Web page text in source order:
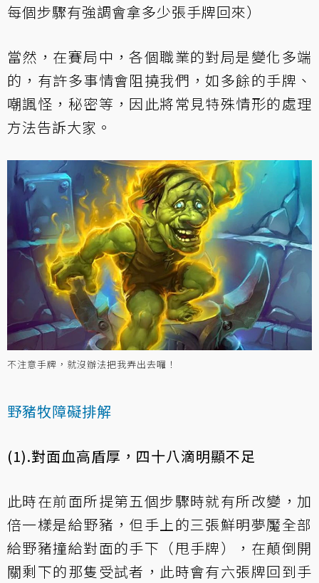
每個步驟有強調會拿多少張手牌回來）
當然，在賽局中，各個職業的對局是變化多端
的，有許多事情會阻撓我們，如多餘的手牌、
嘲諷怪，秘密等，因此將常見特殊情形的處理
方法告訴大家。
不注意手牌，就沒辦法把我弄出去囉！
野豬牧障礙排解
(1).對面血高盾厚，四十八滴明顯不足
此時在前面所提第五個步驟時就有所改變，加
倍一樣是給野豬，但手上的三張鮮明夢魘全部
給野豬撞給對面的手下（甩手牌），在顛倒開
關剩下的那隻受試者，此時會有六張牌回到手